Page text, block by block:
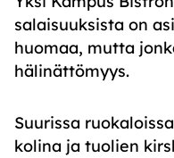
salaisuuksista on
huomaa, mutta
hälinättömyys.
Suurissa
kolina ja tuolien